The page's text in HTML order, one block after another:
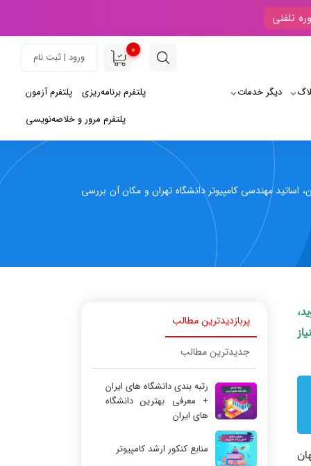
تلفنی
0
ورود | ثبت نام
دیگر خدمات پلتفرم آزمون
پلتفرم برنامه‌ریزی
پلتفرم مرور و خلاصه‌نویسی
مهندسی کامپیوتر دانشگاه تهران و مکان آن بررسی
پربازدیدترین مطالب
جدیدترین مطالب
رتبه بندی دانشگاه های ایران
+ معرفی بهترین دانشگاه
های ایران
منابع کنکور ارشد کامپیوتر